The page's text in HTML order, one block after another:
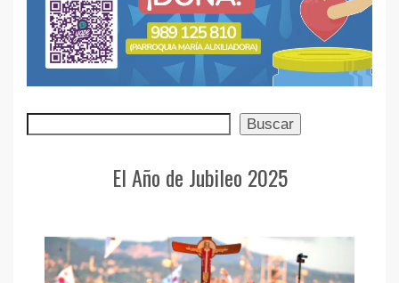
Buscar Buscar
El Año de Jubileo 2025